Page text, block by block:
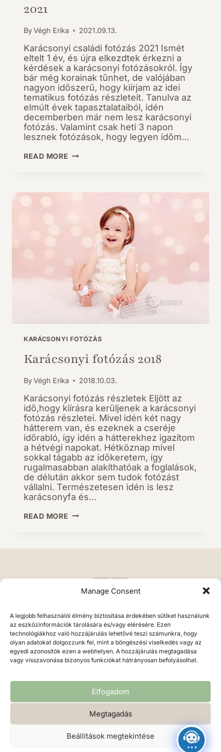
Manage Consent
A legjobb felhasználói élmény biztosítása érdekében sütiket használunk
az eszközinformációk tárolására és/vagy elérésére. Ezen
technológiákhoz való hozzájárulás lehetővé teszi számunkra, hogy
olyan adatokat dolgozzunk fel, mint a böngészési viselkedés vagy az
egyedi azonosítók ezen a webhelyen. A hozzájárulás megtagadása
vagy visszavonása bizonyos funkciókat hátrányosan befolyásolhat.
Elfogadom
Megtagadás
Beállítások megtekintése
2021
ByVégh Erika 2021.09.13.
Karácsonyi családi fotózás 2021 Ismét
eltelt 1 év, és újra elkezdtek érkezni a
kérdések a karácsonyi fotózásokról. Így
bár még korainak tűnhet, de valójában
nagyon időszerű, hogy kiírjam az idei
tematikus fotózás részleteit. Tanulva az
elmúlt évek tapasztalataiból, idén
decemberben már nem lesz karácsonyi
fotózás. Valamint csak heti 3 napon
lesznek fotózások, hogy legyen időm…
READ MORE KARÁCSONYI
KARÁCSONYI FOTÓZÁS
Karácsonyi fotózás 2018
ByVégh Erika 2018.10.03.
Karácsonyi fotózás részletek Eljött az
idő,hogy kiírásra kerüljenek a karácsonyi
fotózás részletei. Mivel idén két nagy
hátterem van, és ezeknek a cseréje
időrabló, így idén a hátterekhez igazítom
a hétvégi napokat. Hétköznap mivel
sokkal tágabb az időkeretem, így
rugalmasabban alakíthatóak a foglalások,
de délután akkor sem tudok fotózást
vállalni. Természetesen idén is lesz
karácsonyfa és…
READ MORE KARÁCSONYI
Adatvédelmi irányelvek